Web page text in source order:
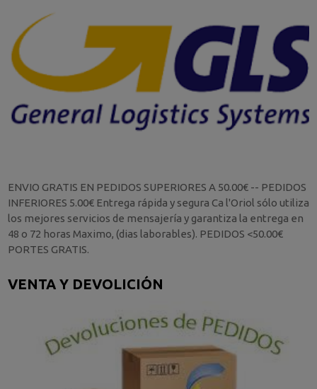
ENVIO GRATIS EN PEDIDOS SUPERIORES A 50.00€ -- PEDIDOS
INFERIORES 5.00€ Entrega rápida y segura Ca l'Oriol sólo utiliza
los mejores servicios de mensajería y garantiza la entrega en
48 o 72 horas Maximo, (dias laborables). PEDIDOS <50.00€
PORTES GRATIS.
VENTA Y DEVOLICIÓN